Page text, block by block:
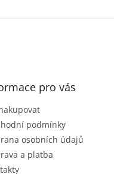
pro vás
podmínky
osobních údajů
a platba